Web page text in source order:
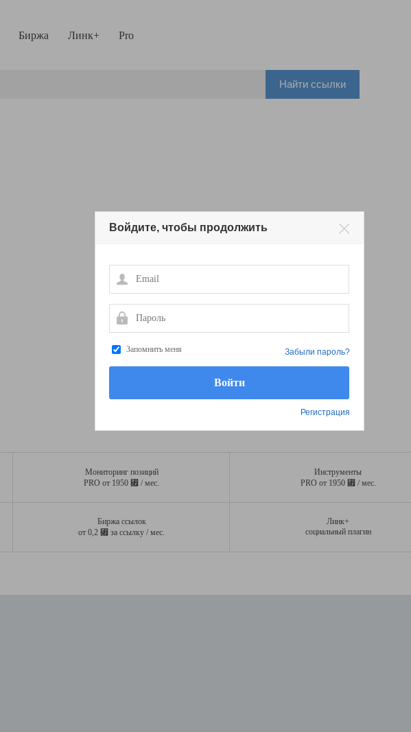
Биржа Линк+ Pro
Найти ссылки
Мониторинг позиций
PRO от 1950 ⃏ / мес.
Инструменты
PRO от 1950 ⃏ / мес.
Биржа ссылок
от 0,2 ⃏ за ссылку / мес.
Линк+
социальный плагин
Войдите, чтобы продолжить
Email
Пароль
Запомнить меня
Регистрация
Забыли пароль?